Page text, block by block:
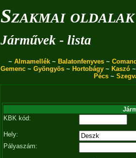
Szakmai oldalak
Járművek - lista
~ Almamellék ~ Balatonfenyves ~
Gemenc ~ Gyöngyös ~ Hortobágy ~ Kaszó
Pécs ~
KBK kód:
Hely:
Pályaszám: